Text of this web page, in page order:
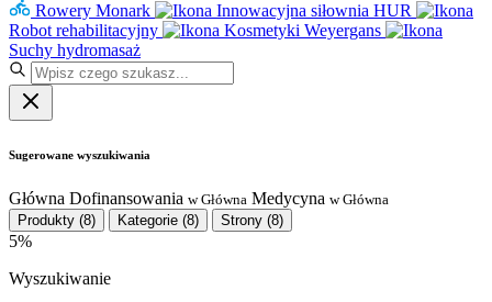
Rowery Monark
Innowacyjna siłownia HUR
Robot rehabilitacyjny
Kosmetyki Weyergans
Suchy hydromasaż
Sugerowane wyszukiwania
Główna Dofinansowania w Główna Medycyna w Główna
Produkty (8) Kategorie (8) Strony (8)
5%
Wyszukiwanie